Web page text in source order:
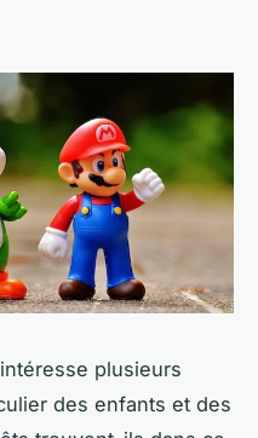
plusieurs
des enfants et des